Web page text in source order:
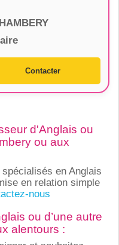
Contacter
d'Anglais ou
ou aux
en Anglais
en relation simple
nous
ou d’une autre
alentours :